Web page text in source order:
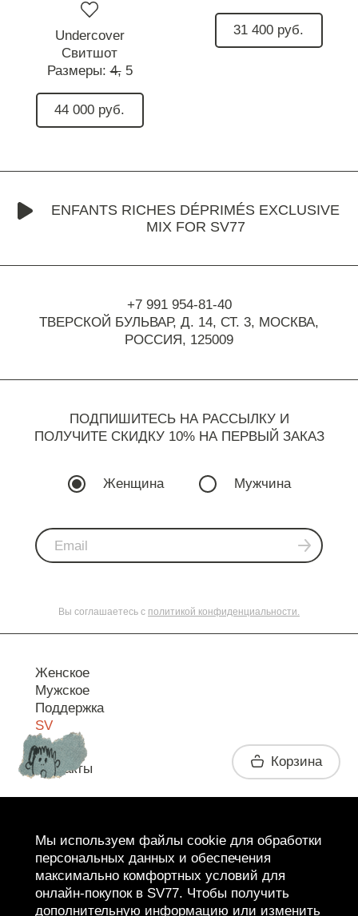
Undercover
Свитшот
Размеры:4, 5
44 000 руб.
31 400 руб.
ENFANTS RICHES DÉPRIMÉS EXCLUSIVE
MIX FOR SV77
+7 991 954-81-40
ТВЕРСКОЙ БУЛЬВАР, Д. 14, СТ. 3, МОСКВА,
РОССИЯ, 125009
ПОДПИШИТЕСЬ НА РАССЫЛКУ И
ПОЛУЧИТЕ СКИДКУ 10% НА ПЕРВЫЙ ЗАКАЗ
Женщина Мужчина
Вы соглашаетесь с политикой конфиденциальности.
Женское
Мужское
Поддержка
SV
Контакты Корзина
Мы используем файлы cookie для обработки
персональных данных и обеспечения
максимально комфортных условий для
онлайн-покупок в SV77. Чтобы получить
дополнительную информацию или изменить